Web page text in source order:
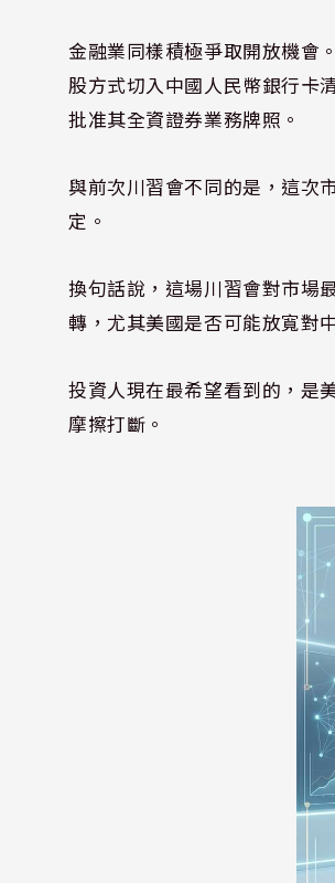
金融業同樣積極爭取開放機會
股方式切入中國人民幣銀行卡
批准其全資證券業務牌照。
與前次川習會不同的是，這次
定。
換句話說，這場川習會對市場
轉，尤其美國是否可能放寬對
投資人現在最希望看到的，是
摩擦打斷。